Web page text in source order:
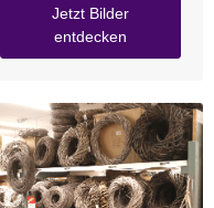
Jetzt Bilder
entdecken